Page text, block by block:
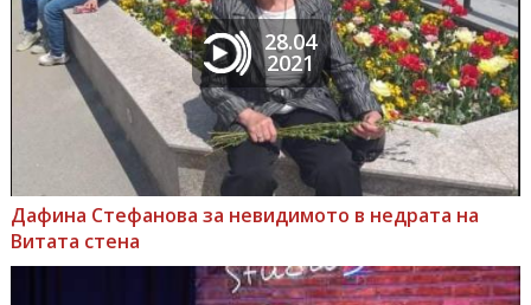
28.04
2021
Дафина Стефанова за невидимото в недрата на
Витата стена